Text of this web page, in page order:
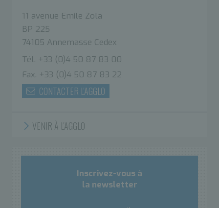
11 avenue Emile Zola
BP 225
74105 Annemasse Cedex
Tél. +33 (0)4 50 87 83 00
Fax. +33 (0)4 50 87 83 22
CONTACTER L'AGGLO
VENIR À L'AGGLO
Inscrivez-vous à
la newsletter